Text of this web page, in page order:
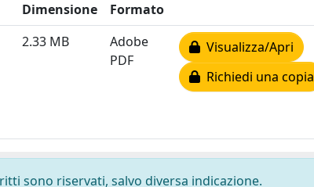
Dimensione
Formato
2.33 MB
Adobe
PDF
Visualizza/Apri
Richiedi una copia
sono riservati, salvo diversa indicazione.